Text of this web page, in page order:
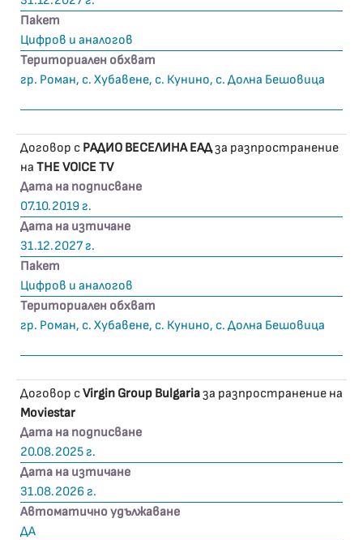
Пакет
Цифров и аналогов
Териториален обхват
гр. Роман, с. Хубавене, с. Кунино, с. Долна Бешовица
Договор с РАДИО ВЕСЕЛИНА ЕАДза разпространение
на THE VOICE TV
Дата на подписване
07.10.2019 г.
Дата на изтичане
31.12.2027 г.
Пакет
Цифров и аналогов
Териториален обхват
гр. Роман, с. Хубавене, с. Кунино, с. Долна Бешовица
Договор сVirgin Group Bulgariaза разпространение на
Moviestar
Дата на подписване
20.08.2025 г.
Дата на изтичане
31.08.2026 г.
Автоматично удължаване
ДА